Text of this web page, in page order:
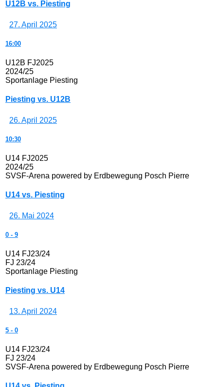
U12B vs. Piesting
27. April 2025
16:00
U12B FJ2025
2024/25
Sportanlage Piesting
Piesting vs. U12B
26. April 2025
10:30
U14 FJ2025
2024/25
SVSF-Arena powered by Erdbewegung Posch Pierre
U14 vs. Piesting
26. Mai 2024
0 - 9
U14 FJ23/24
FJ 23/24
Sportanlage Piesting
Piesting vs. U14
13. April 2024
5 - 0
U14 FJ23/24
FJ 23/24
SVSF-Arena powered by Erdbewegung Posch Pierre